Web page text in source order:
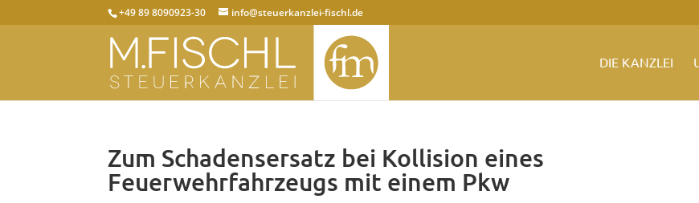
+49 89 8090923-30 info@steuerkanzlei-fischl.de
DIE KANZLEI
Zum Schadensersatz bei Kollision eines
Feuerwehrfahrzeugs mit einem Pkw